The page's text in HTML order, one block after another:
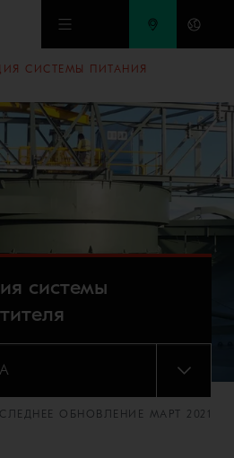
содержимому
СИСТЕМЫ ПИТАНИЯ
системы
МЕНЮ
ОБНОВЛЕНИЕ МАРТ 2021